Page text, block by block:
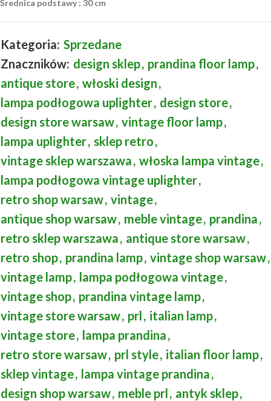
Średnica podstawy : 30 cm
Kategoria: Sprzedane
Znaczników: design sklep, prandina floor lamp,
antique store, włoski design,
lampa podłogowa uplighter, design store,
design store warsaw, vintage floor lamp,
lampa uplighter, sklep retro,
vintage sklep warszawa, włoska lampa vintage,
lampa podłogowa vintage uplighter,
retro shop warsaw, vintage,
antique shop warsaw, meble vintage, prandina,
retro sklep warszawa, antique store warsaw,
retro shop, prandina lamp, vintage shop warsaw,
vintage lamp, lampa podłogowa vintage,
vintage shop, prandina vintage lamp,
vintage store warsaw, prl, italian lamp,
vintage store, lampa prandina,
retro store warsaw, prl style, italian floor lamp,
sklep vintage, lampa vintage prandina,
design shop warsaw, meble prl, antyk sklep,